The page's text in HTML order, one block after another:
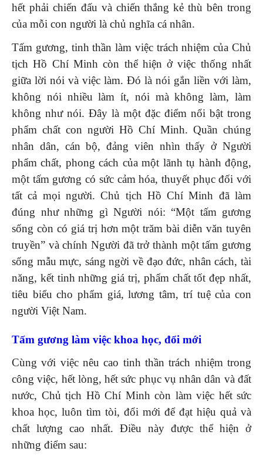
hết phải chiến đấu và chiến thắng kẻ thù bên trong
của mỗi con người là chủ nghĩa cá nhân.
Tấm gương, tinh thần làm việc trách nhiệm của Chủ
tịch Hồ Chí Minh còn thể hiện ở việc thống nhất
giữa lời nói và việc làm. Đó là nói gắn liền với làm,
không nói nhiều làm ít, nói mà không làm, làm
không như nói. Đây là một đặc điểm nổi bật trong
phẩm chất con người Hồ Chí Minh. Quần chúng
nhân dân, cán bộ, đảng viên nhìn thấy ở Người
phẩm chất, phong cách của một lãnh tụ hành động,
một tấm gương có sức cảm hóa, thuyết phục đối với
tất cả mọi người. Chủ tịch Hồ Chí Minh đã làm
đúng như những gì Người nói: “Một tấm gương
sống còn có giá trị hơn một trăm bài diễn văn tuyên
truyền” và chính Người đã trở thành một tấm gương
sống mẫu mực, sáng ngời về đạo đức, nhân cách, tài
năng, kết tinh những giá trị, phẩm chất tốt đẹp nhất,
tiêu biểu cho phẩm giá, lương tâm, trí tuệ của con
người Việt Nam.
Tấm gương làm việc khoa học, đổi mới
Cùng với việc nêu cao tinh thần trách nhiệm trong
công việc, hết lòng, hết sức phục vụ nhân dân và đất
nước, Chủ tịch Hồ Chí Minh còn làm việc hết sức
khoa học, luôn tìm tòi, đổi mới để đạt hiệu quả và
chất lượng cao nhất. Điều này được thể hiện ở
những điểm sau: